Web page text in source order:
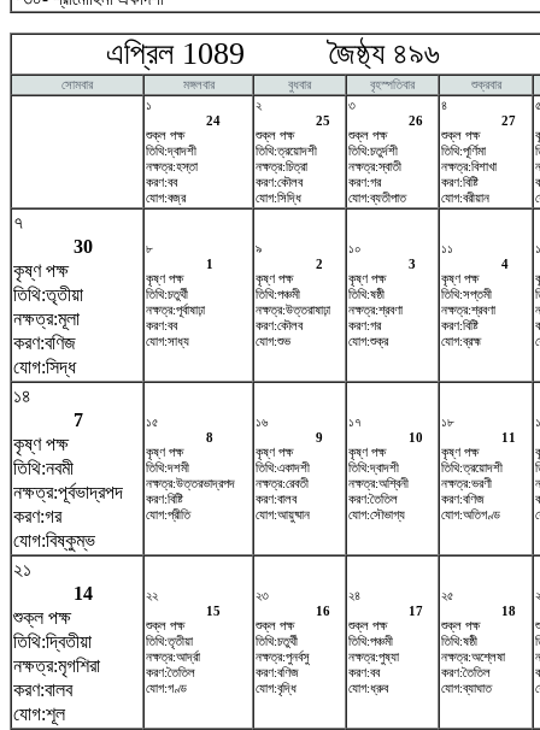
এপ্রিল 1089 জৈষ্ঠ্য ৪৯৬
সোমবার মঙ্গলবার বুধবার বৃহস্পতিবার
শুক্রবার
১
24
শুক্ল পক্ষ
তিথি:দ্বাদশী
নক্ষত্র:হস্তা
করণ:বব
যোগ:বজ্র
২
25
শুক্ল পক্ষ
তিথি:ত্রয়োদশী
নক্ষত্র:চিত্রা
করণ:কৌলব
যোগ:সিদ্ধি
৩
26
শুক্ল পক্ষ
তিথি:চতুর্দশী
নক্ষত্র:স্বাতী
করণ:গর
যোগ:ব্যতীপাত
৪
27
শুক্ল পক্ষ
তিথি:পূর্ণিমা
নক্ষত্র:বিশাখা
করণ:বিষ্টি
যোগ:বরীয়ান
৭
30
কৃষ্ণ পক্ষ
তিথি:তৃতীয়া
নক্ষত্র:মূলা
করণ:বণিজ
যোগ:সিদ্ধ
৮
1
কৃষ্ণ পক্ষ
তিথি:চতুর্থী
নক্ষত্র:পূর্বাষাঢ়া
করণ:বব
যোগ:সাধ্য
৯
2
কৃষ্ণ পক্ষ
তিথি:পঞ্চমী
নক্ষত্র:উত্তরাষাঢ়া
করণ:কৌলব
যোগ:শুভ
১০
3
কৃষ্ণ পক্ষ
তিথি:ষষ্ঠী
নক্ষত্র:শ্রবণা
করণ:গর
যোগ:শুক্র
১১
4
কৃষ্ণ পক্ষ
তিথি:সপ্তমী
নক্ষত্র:শ্রবণা
করণ:বিষ্টি
যোগ:ব্রহ্ম
১৪
7
কৃষ্ণ পক্ষ
তিথি:নবমী
নক্ষত্র:পূর্বভাদ্রপদ
করণ:গর
যোগ:বিষ্কুম্ভ
১৫
8
কৃষ্ণ পক্ষ
তিথি:দশমী
নক্ষত্র:উত্তরভাদ্রপদ
করণ:বিষ্টি
যোগ:প্রীতি
১৬
9
কৃষ্ণ পক্ষ
তিথি:একাদশী
নক্ষত্র:রেবতী
করণ:বালব
যোগ:আয়ুষ্মান
১৭
10
কৃষ্ণ পক্ষ
তিথি:দ্বাদশী
নক্ষত্র:অশ্বিনী
করণ:তৈতিল
যোগ:সৌভাগ্য
১৮
11
কৃষ্ণ পক্ষ
তিথি:ত্রয়োদশী
নক্ষত্র:ভরণী
করণ:বণিজ
যোগ:অতিগণ্ড
২১
14
শুক্ল পক্ষ
তিথি:দ্বিতীয়া
নক্ষত্র:মৃগশিরা
করণ:বালব
যোগ:শূল
২২
15
শুক্ল পক্ষ
তিথি:তৃতীয়া
নক্ষত্র:আর্দ্রা
করণ:তৈতিল
যোগ:গণ্ড
২৩
16
শুক্ল পক্ষ
তিথি:চতুর্থী
নক্ষত্র:পুনর্বসু
করণ:বণিজ
যোগ:বৃদ্ধি
২৪
17
শুক্ল পক্ষ
তিথি:পঞ্চমী
নক্ষত্র:পুষ্যা
করণ:বব
যোগ:ধ্রুব
২৫
18
শুক্ল পক্ষ
তিথি:ষষ্ঠী
নক্ষত্র:অশ্লেষা
করণ:তৈতিল
যোগ:ব্যাঘাত